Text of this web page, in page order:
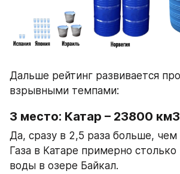
Дальше рейтинг развивается
взрывными темпами:
3 место: Катар – 23800 км3
Да, сразу в 2,5 раза больше, чем
Газа в Катаре примерно
воды в озере Байкал.